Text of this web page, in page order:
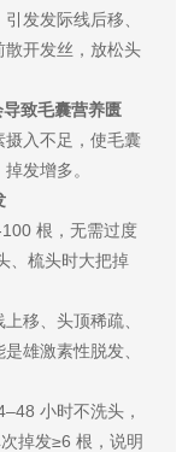
发发际线后移、
散开发丝，放松头
致毛囊营养匮
摄入不足，使毛囊
发增多。
根，无需过度
、梳头时大把掉
移、头顶稀疏、
雄激素性脱发、
小时不洗头，
掉发≥6 根，说明